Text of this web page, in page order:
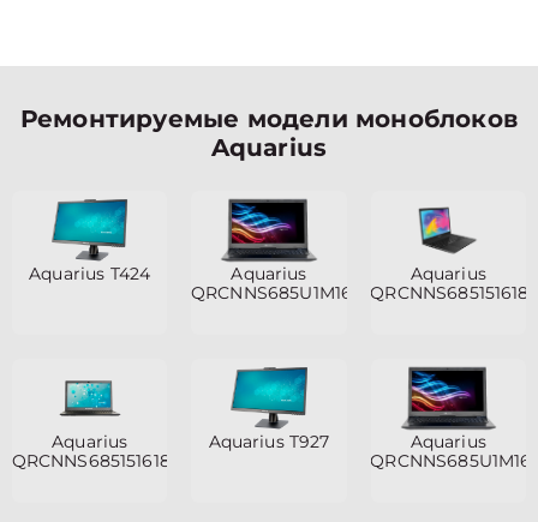
Ремонтируемые модели моноблоков
Aquarius
Aquarius T424
Aquarius
Aquarius
Aquarius
QRCNNS685151618S125SCN2TNNNN2
Aquarius T927
Aquarius